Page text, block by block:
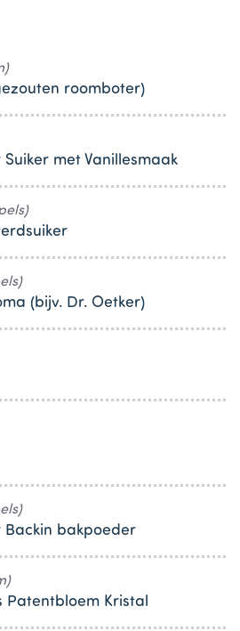
roomboter)
Suiker met Vanillesmaak
(bijv. Dr. Oetker)
Backin bakpoeder
Patentbloem Kristal